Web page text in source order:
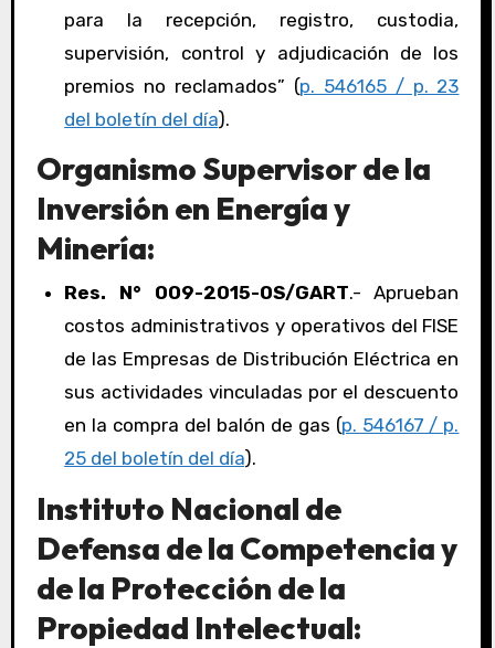
para la recepción, registro, custodia,
supervisión, control y adjudicación de los
premios no reclamados” (p. 546165 / p. 23
del boletín del día).
Organismo Supervisor de la
Inversión en Energía y
Minería:
Res. N° 009-2015-OS/GART.- Aprueban
costos administrativos y operativos del FISE
de las Empresas de Distribución Eléctrica en
sus actividades vinculadas por el descuento
en la compra del balón de gas (p. 546167 / p.
25 del boletín del día).
Instituto Nacional de
Defensa de la Competencia y
de la Protección de la
Propiedad Intelectual: